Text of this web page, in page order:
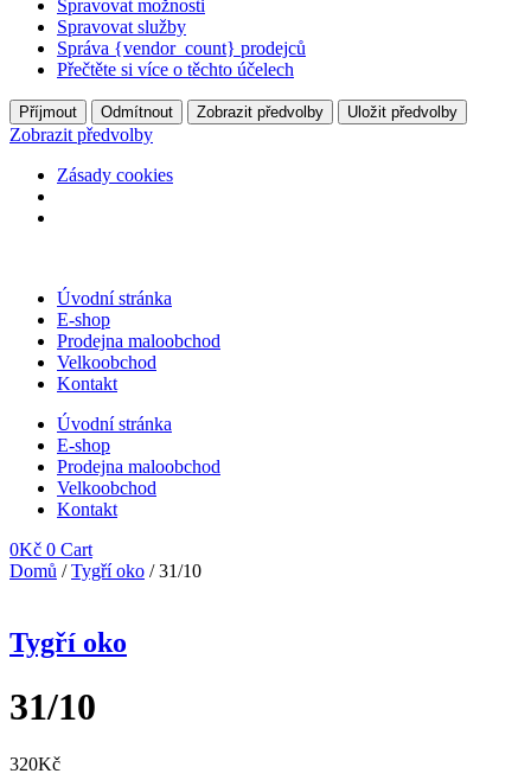
Spravovat možnosti
Spravovat služby
Správa {vendor_count} prodejců
Přečtěte si více o těchto účelech
Příjmout Odmítnout Zobrazit předvolby Uložit předvolby
Zobrazit předvolby
Zásady cookies
obsahuÚvodní stránka
E-shop
Prodejna maloobchod
Velkoobchod
Kontakt
Úvodní stránka
E-shop
Prodejna maloobchod
Velkoobchod
Kontakt
0Kč 0 Cart
Domů /Tygří oko / 31/10
Tygří oko
31/10
320Kč